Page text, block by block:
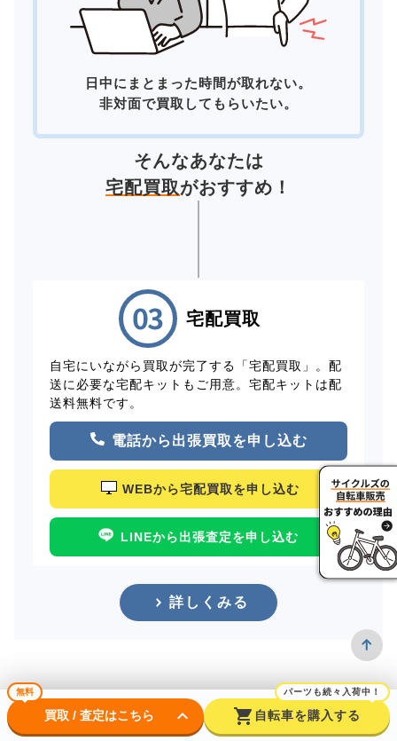
日中にまとまった時間が取れない。
非対面で買取してもらいたい。
そんなあなたは
宅配買取がおすすめ！
宅配買取
自宅にいながら買取が完了する「宅配買取」。配
送に必要な宅配キットもご用意。宅配キットは配
送料無料です。
電話から出張買取を申し込む
WEBから宅配買取を申し込む
LINEから出張査定を申し込む
詳しくみる
無料
買取 / 査定はこちら keyboard_arrow_down shopping_cart
パーツも続々入荷中！
自転車を購入する